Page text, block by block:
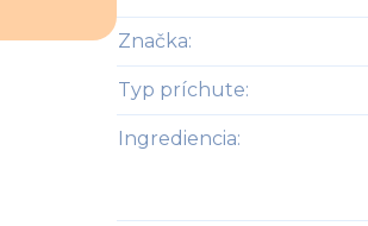
Značka:
Typ príchute:
Ingrediencia: